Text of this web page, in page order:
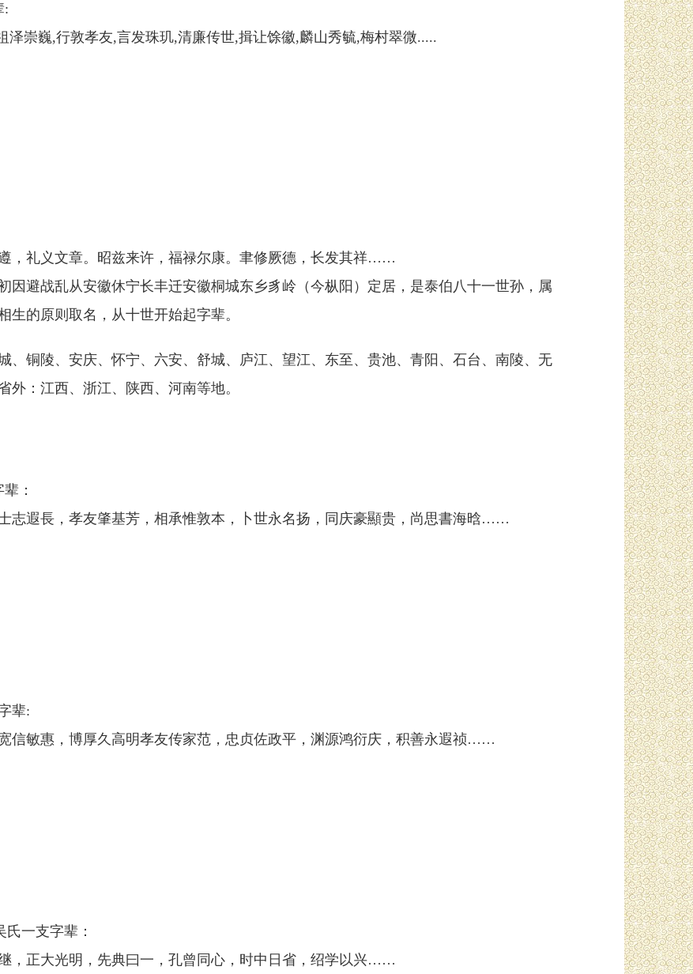
:
崇巍,行敦孝友,言发珠玑,清廉传世,揖让馀徽,麟山秀毓,梅村翠微.....
，礼义文章。昭兹来许，福禄尔康。聿修厥德，长发其祥……
因避战乱从安徽休宁长丰迁安徽桐城东乡豸岭（今枞阳）定居，是泰伯八十一世孙，属
的原则取名，从十世开始起字辈。
、铜陵、安庆、怀宁、六安、舒城、庐江、望江、东至、贵池、青阳、石台、南陵、无
外：江西、浙江、陕西、河南等地。
：
遐長，孝友肇基芳，相承惟敦本，卜世永名扬，同庆豪顯贵，尚思書海晗……
辈:
敏惠，博厚久高明孝友传家范，忠贞佐政平，渊源鸿衍庆，积善永遐祯……
一支字辈：
，正大光明，先典曰一，孔曾同心，时中日省，绍学以兴……